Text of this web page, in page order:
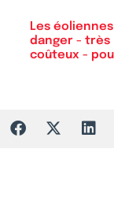
Les
danger - très
coûteux -